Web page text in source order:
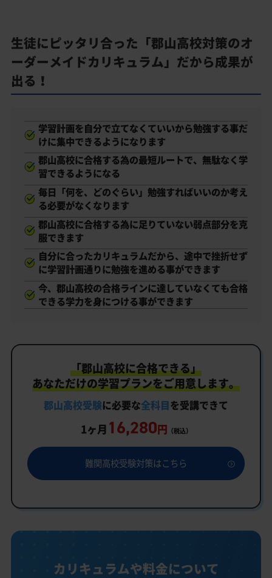
生徒にピッタリ合った「郡山高校対策のオ
ーダーメイドカリキュラム」だから成果が
出る！
学習計画を自分で立てなくていいから勉強する事だ
けに集中できるようになります
郡山高校に合格する為の最短ルートで、無駄なく学
習できるようになる
毎日「何を、どのぐらい」勉強すればいいのか考え
る必要がなくなります
郡山高校に合格する為に足りていない弱点部分を克
服できます
自分に合ったカリキュラムだから、途中で挫折せず
に学習計画通りに勉強を進める事ができます
今、郡山高校の合格ラインに達していなくても合格
できる学力を身につける事ができます
「郡山高校に合格できる」
あなただけの学習プランをご用意します。
郡山高校受験に必要な全科目を受講できて
1ヶ月 16,280円 （税込）
難関高校受験対策はこちら
カリキュラムや料金について